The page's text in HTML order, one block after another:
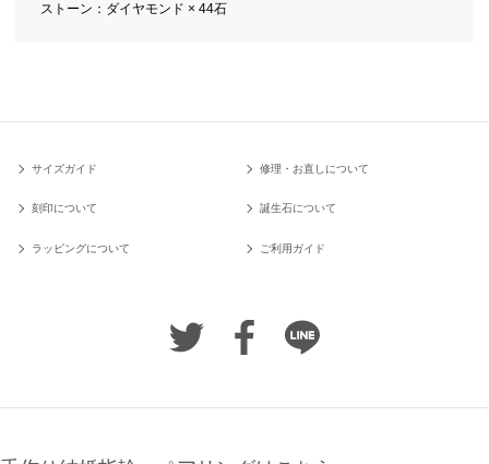
ストーン：ダイヤモンド × 44石
サイズガイド 修理・お直しについて
刻印について 誕生石について
ラッピングについて ご利用ガイド